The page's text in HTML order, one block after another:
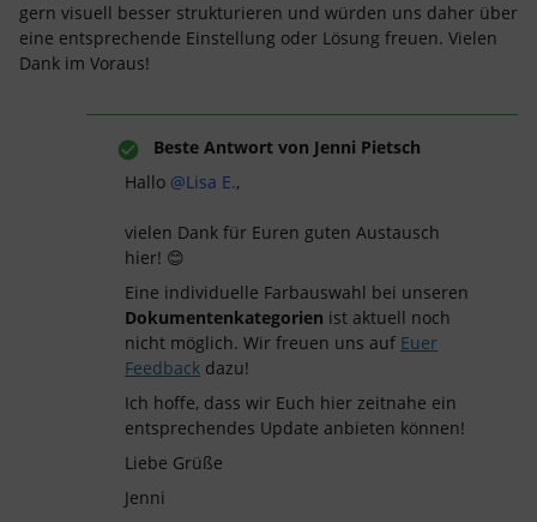
gern visuell besser strukturieren und würden uns daher über
eine entsprechende Einstellung oder Lösung freuen. Vielen
Dank im Voraus!
Beste Antwort von Jenni Pietsch
Hallo ​ @Lisa E.,
vielen Dank für Euren guten Austausch
hier! 😊
Eine individuelle Farbauswahl bei unseren
Dokumentenkategorien ist aktuell noch
nicht möglich. Wir freuen uns auf Euer
Feedback dazu!
Ich hoffe, dass wir Euch hier zeitnahe ein
entsprechendes Update anbieten können!
Liebe Grüße
Jenni